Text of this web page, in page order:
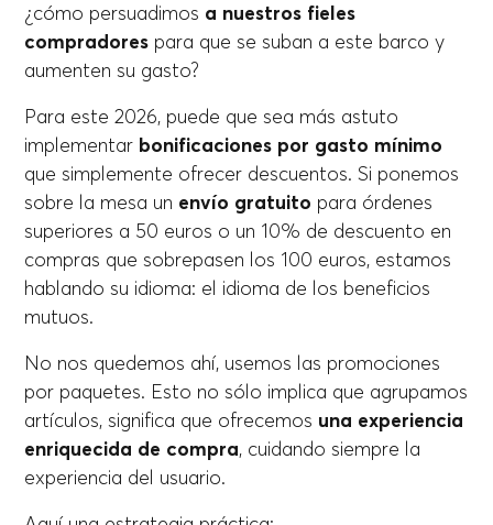
¿cómo persuadimos a nuestros fieles
compradores para que se suban a este barco y
aumenten su gasto?
Para este 2026, puede que sea más astuto
implementar bonificaciones por gasto mínimo
que simplemente ofrecer descuentos. Si ponemos
sobre la mesa un envío gratuito para órdenes
superiores a 50 euros o un 10% de descuento en
compras que sobrepasen los 100 euros, estamos
hablando su idioma: el idioma de los beneficios
mutuos.
No nos quedemos ahí, usemos las promociones
por paquetes. Esto no sólo implica que agrupamos
artículos, significa que ofrecemos una experiencia
enriquecida de compra, cuidando siempre la
experiencia del usuario.